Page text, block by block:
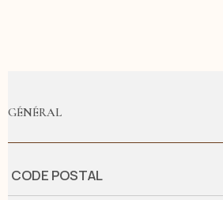
GÉNÉRAL
Caractérisque Valeurs
CODE POSTAL